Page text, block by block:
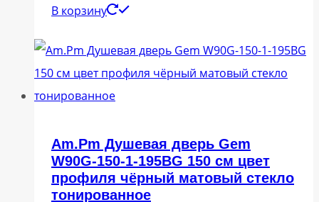
В корзину
Am.Pm Душевая дверь Gem
W90G-150-1-195BG 150 см цвет
профиля чёрный матовый стекло
тонированное